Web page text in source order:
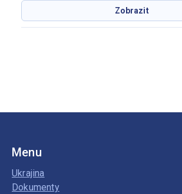
Zobrazit
Menu
Ukrajina
Dokumenty